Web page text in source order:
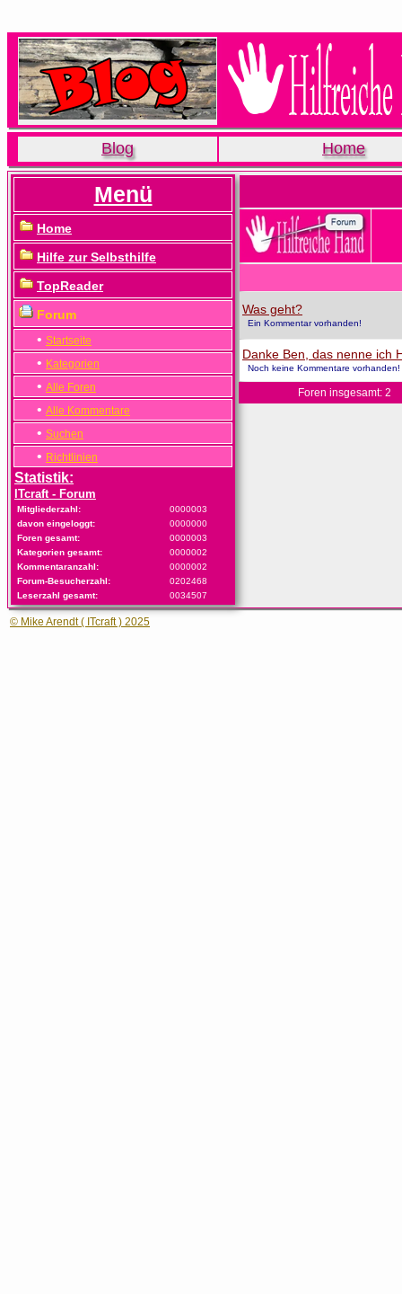
Blog Home
Menü
Home
Hilfe zur Selbsthilfe
TopReader
Forum
• Startseite
• Kategorien
• Alle Foren
• Alle Kommentare
• Suchen
• Richtlinien
Statistik:
ITcraft - Forum
Mitgliederzahl:
0000003
davon eingeloggt:
0000000
Foren gesamt:
0000003
Kategorien gesamt:
0000002
Kommentaranzahl:
0000002
Forum-Besucherzahl:
0202468
Leserzahl gesamt:
0034507
Was geht?
Ein Kommentar vorhanden!
Danke Ben, das nenne ich
Noch keine Kommentare vorhanden!
Foren insgesamt: 2
© Mike Arendt ( ITcraft ) 2025